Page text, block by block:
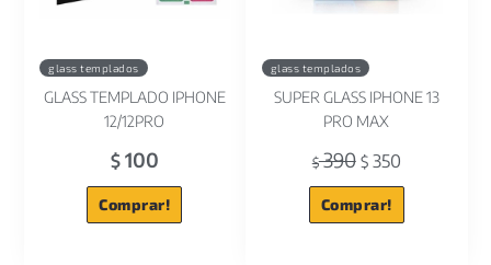
glass templados
GLASS TEMPLADO IPHONE
12/12PRO
$100
Comprar!
glass templados
SUPER GLASS IPHONE 13
PRO MAX
$390 $350
Comprar!